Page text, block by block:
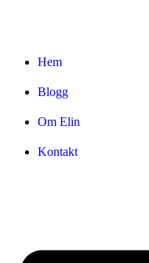
Hem
Blogg
Om Elin
Kontakt